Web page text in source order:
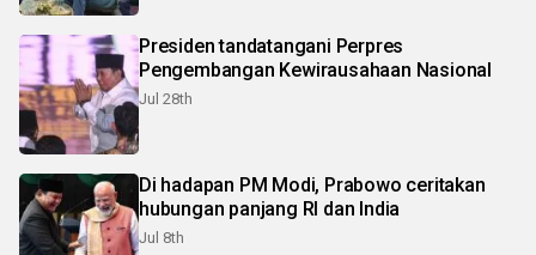
Presiden tandatangani Perpres
Pengembangan Kewirausahaan Nasional
Jul 28th
Di hadapan PM Modi, Prabowo ceritakan
hubungan panjang RI dan India
Jul 8th